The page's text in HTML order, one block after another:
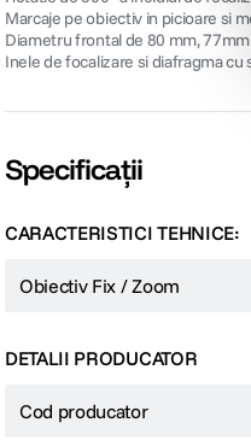
Marcaje pe obiectiv in picioare si
Diametru frontal de 80 mm,
Inele de focalizare si diafragma
Specificații
CARACTERISTICI TEHNICE:
Obiectiv Fix / Zoom
DETALII PRODUCATOR
Cod producator